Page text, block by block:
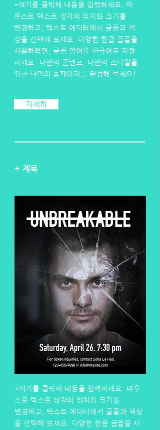
*여기를 클릭해 내용을 입력하세요. 마
우스로 텍스트 상자의 위치와 크기를
변경하고, 텍스트 에디터에서 글꼴과 색
상을 선택해 보세요. 다양한 한글 글꼴을
사용하려면, 글꼴 언어를 한국어로 지정
하세요. 나만의 콘텐츠, 나만의 스타일을
위한 나만의 홈페이지를 완성해 보세요!
자세히
+ 제목
*여기를 클릭해 내용을 입력하세요. 마우
스로 텍스트 상자의 위치와 크기를
변경하고, 텍스트 에디터에서 글꼴과 색상
을 선택해 보세요. 다양한 한글 글꼴을 사